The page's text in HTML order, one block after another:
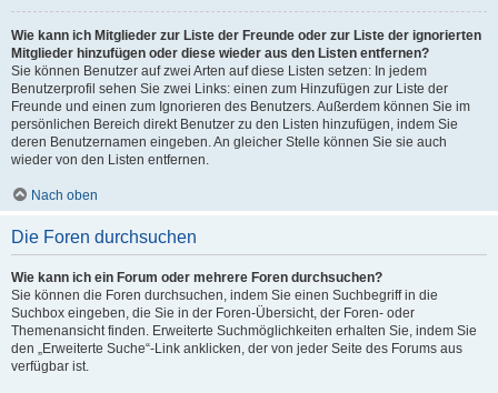
Wie kann ich Mitglieder zur Liste der Freunde oder zur Liste der ignorierten
Mitglieder hinzufügen oder diese wieder aus den Listen entfernen?
Sie können Benutzer auf zwei Arten auf diese Listen setzen: In jedem
Benutzerprofil sehen Sie zwei Links: einen zum Hinzufügen zur Liste der
Freunde und einen zum Ignorieren des Benutzers. Außerdem können Sie im
persönlichen Bereich direkt Benutzer zu den Listen hinzufügen, indem Sie
deren Benutzernamen eingeben. An gleicher Stelle können Sie sie auch
wieder von den Listen entfernen.
Nach oben
Die Foren durchsuchen
Wie kann ich ein Forum oder mehrere Foren durchsuchen?
Sie können die Foren durchsuchen, indem Sie einen Suchbegriff in die
Suchbox eingeben, die Sie in der Foren-Übersicht, der Foren- oder
Themenansicht finden. Erweiterte Suchmöglichkeiten erhalten Sie, indem Sie
den „Erweiterte Suche“-Link anklicken, der von jeder Seite des Forums aus
verfügbar ist.